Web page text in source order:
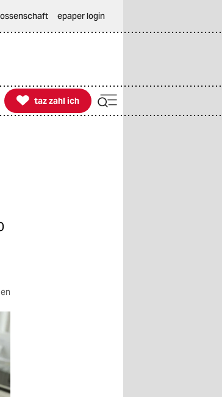
epaper login

taz zahl ich
taz zahl ich